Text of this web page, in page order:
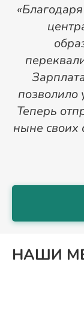
Теперь
ныне своих
НАШИ